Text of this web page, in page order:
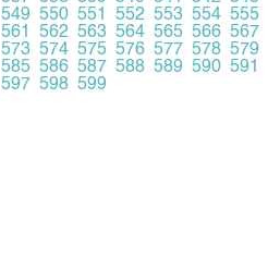
549 550 551 552 553 554 555
561 562 563 564 565 566 567
573 574 575 576 577 578 579
585 586 587 588 589 590 591
597 598 599